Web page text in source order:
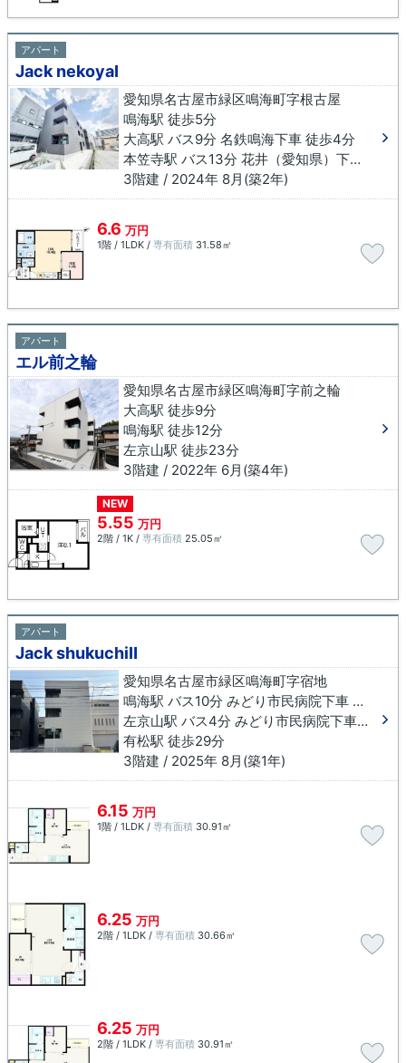
アパート
Jack nekoyaⅠ
愛知県名古屋市緑区鳴海町字根古屋
鳴海駅 徒歩5分
大高駅 バス9分 名鉄鳴海下車 徒歩4分
本笠寺駅 バス13分 花井（愛知県）下車 徒歩5分
3階建 / 2024年 8月(築2年)
6.6 万円
1階 / 1LDK / 専有面積 31.58㎡
アパート
エル前之輪
愛知県名古屋市緑区鳴海町字前之輪
大高駅 徒歩9分
鳴海駅 徒歩12分
左京山駅 徒歩23分
3階建 / 2022年 6月(築4年)
NEW
5.55 万円
2階 / 1K / 専有面積 25.05㎡
アパート
Jack shukuchiⅡ
愛知県名古屋市緑区鳴海町字宿地
鳴海駅 バス10分 みどり市民病院下車 徒歩1分
左京山駅 バス4分 みどり市民病院下車 徒歩2分
有松駅 徒歩29分
3階建 / 2025年 8月(築1年)
6.15 万円
1階 / 1LDK / 専有面積 30.91㎡
6.25 万円
2階 / 1LDK / 専有面積 30.66㎡
6.25 万円
2階 / 1LDK / 専有面積 30.91㎡